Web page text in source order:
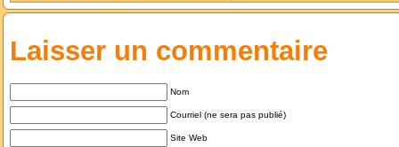
Laisser un commentaire
Nom
Courriel (ne sera pas publié)
Site Web